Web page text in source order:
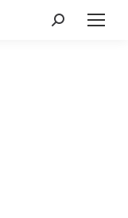
Buscar: